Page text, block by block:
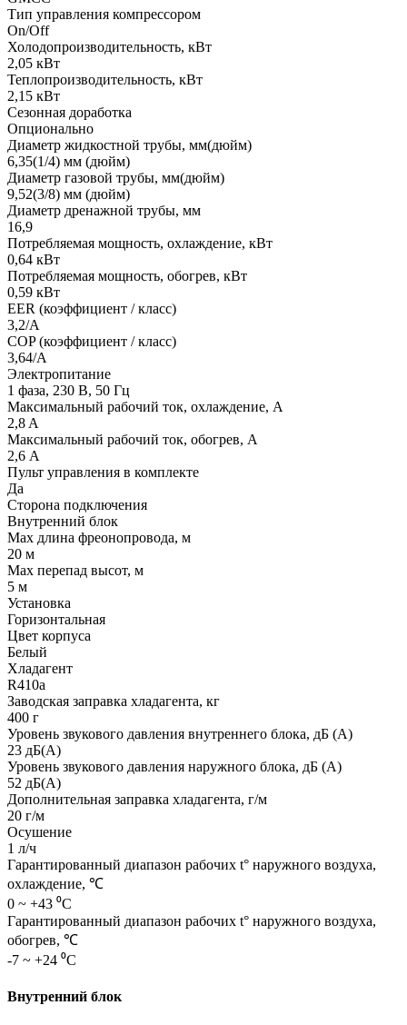
Тип управления компрессором
On/Off
Холодопроизводительность, кВт
2,05 кВт
Теплопроизводительность, кВт
2,15 кВт
Сезонная доработка
Опционально
Диаметр жидкостной трубы, мм(дюйм)
6,35(1/4) мм (дюйм)
Диаметр газовой трубы, мм(дюйм)
9,52(3/8) мм (дюйм)
Диаметр дренажной трубы, мм
16,9
Потребляемая мощность, охлаждение, кВт
0,64 кВт
Потребляемая мощность, обогрев, кВт
0,59 кВт
EER (коэффициент / класс)
3,2/A
COP (коэффициент / класс)
3,64/A
Электропитание
1 фаза, 230 В, 50 Гц
Максимальный рабочий ток, охлаждение, А
2,8 A
Максимальный рабочий ток, обогрев, А
2,6 А
Пульт управления в комплекте
Да
Сторона подключения
Внутренний блок
Max длина фреонопровода, м
20 м
Max перепад высот, м
5 м
Установка
Горизонтальная
Цвет корпуса
Белый
Хладагент
R410a
Заводская заправка хладагента, кг
400 г
Уровень звукового давления внутреннего блока, дБ (А)
23 дБ(А)
Уровень звукового давления наружного блока, дБ (А)
52 дБ(А)
Дополнительная заправка хладагента, г/м
20 г/м
Осушение
1 л/ч
Гарантированный диапазон рабочих t° наружного воздуха,
охлаждение, ℃
0 ~ +43 ⁰С
Гарантированный диапазон рабочих t° наружного воздуха,
обогрев, ℃
-7 ~ +24 ⁰С
Внутренний блок